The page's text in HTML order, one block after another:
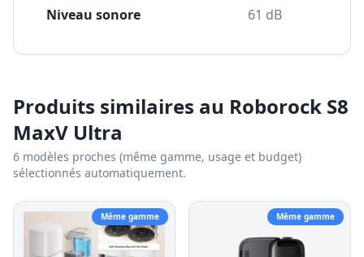
Niveau sonore 61 dB
Produits similaires au Roborock S8
MaxV Ultra
6 modèles proches (même gamme, usage et budget)
sélectionnés automatiquement.
Même gamme Même gamme